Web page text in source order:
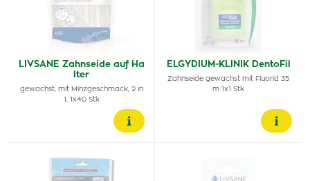
LIVSANE Zahnseide auf Ha
lter
gewachst, mit Minzgeschmack, 2 in
1, 1x40 Stk
ELGYDIUM-KLINIK DentoFil
Zahnseide gewachst mit Fluorid 35
m 1x1 Stk